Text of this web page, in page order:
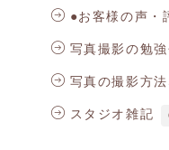
●お客様の声・
写真撮影の勉強
写真の撮影方
スタジオ雑記